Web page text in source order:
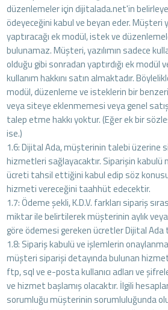
düzenlemeler için dijitalada.net'in
ödeyeceğini kabul ve beyan eder. Müşteri
yaptıracağı ek modül, istek ve
bulunamaz. Müşteri, yazılımın sadece
olduğu gibi sonradan yaptırdığı ek modül
kullanım hakkını satın almaktadır.
modül, düzenleme ve isteklerin bir
veya siteye eklenmemesi veya genel
talep etme hakkı yoktur. (Eğer ek bir
ise.)
1.6: Dijital Ada, müşterinin talebi üzerine
hizmetleri sağlayacaktır. Siparişin kabulü
ücreti tahsil ettiğini kabul edip söz
hizmeti vereceğini taahhüt edecektir.
1.7: Ödeme şekli, K.D.V. farkları sipariş
miktar ile belirtilerek müşterinin aylık
göre ödemesi gereken ücretler Dijital Ada
1.8: Sipariş kabulü ve işlemlerin
müşteri siparişi detayında bulunan
ftp, sql ve e-posta kullanıcı adları ve
ve hizmet başlamış olacaktır. İlgili
sorumluğu müşterinin sorumluluğunda